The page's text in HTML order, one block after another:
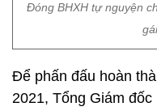
Đóng BHXH tự nguyện
Để phấn đấu hoàn
2021, Tổng Giám